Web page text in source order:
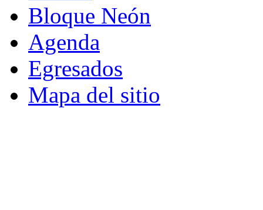
Bloque Neón
Agenda
Egresados
Mapa del sitio